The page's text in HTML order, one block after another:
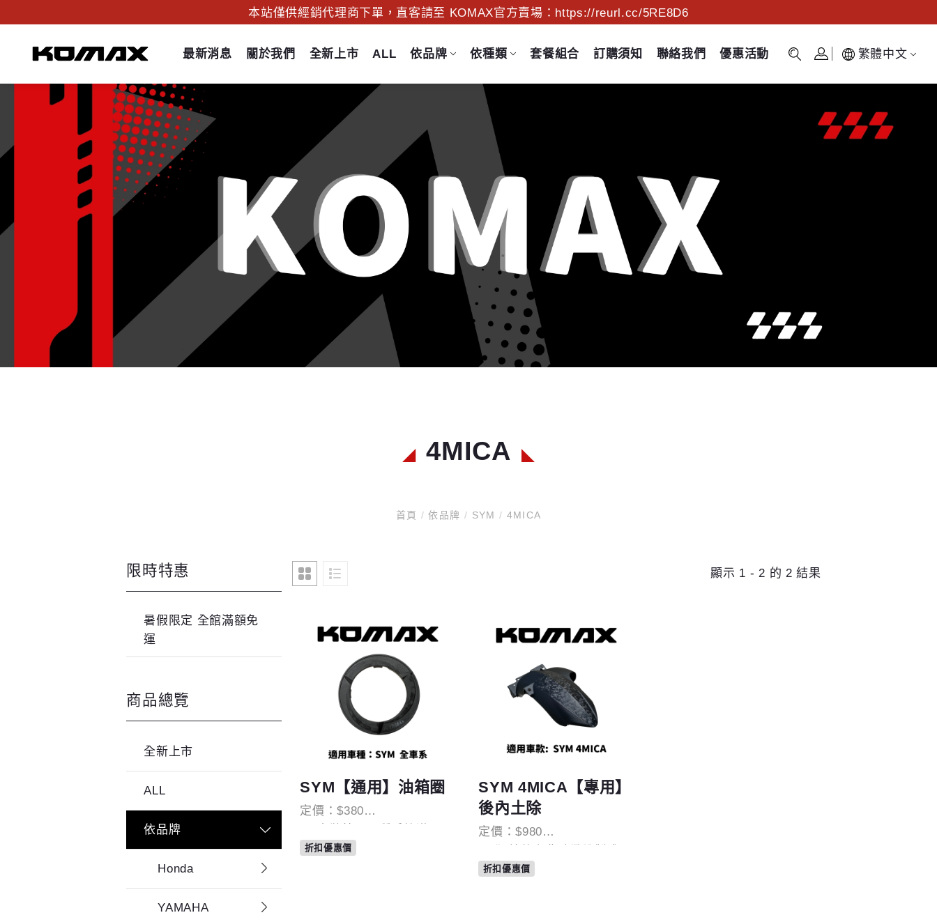
本站僅供經銷代理商下單，直客請至 KOMAX官方賣場：https://reurl.cc/5RE8D6
最新消息 關於我們 全新上市 ALL 依品牌 依種類 套餐組合 訂購須知 聯絡我們 優惠活動 繁體中文
4MICA
首頁 / 依品牌 / SYM / 4MICA
限時特惠
暑假限定 全館滿額免
運
商品總覽
全新上市
ALL
依品牌
Honda
YAMAHA
顯示 1 - 2 的 2 結果
SYM【通用】油箱圈
定價：$380
旋風式鍛造攤纖維造形｜旋
下次加油時，換你成為焦
折扣優惠價
SYM 4MICA【專用】
後內土除
定價：$980
SYM 4MICA 專用後內土除
多變的光影效果
折扣優惠價